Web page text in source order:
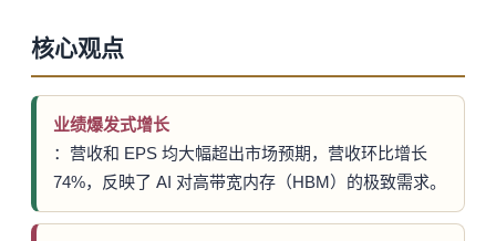
核心观点
业绩爆发式增长
：营收和 EPS 均大幅超出市场预期，营收环比增长
74%，反映了 AI 对高带宽内存（HBM）的极致需求。